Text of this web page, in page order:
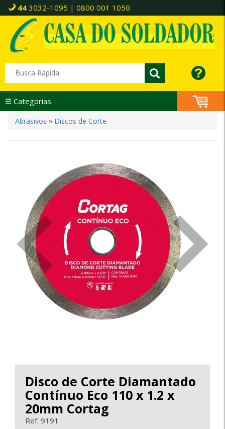
44 3032-1095 | 0800 001 1050
☰ Categorias
Abrasivos » Discos de Corte
<
Disco de Corte Diamantado
Contínuo Eco 110 x 1.2 x
20mm Cortag
Ref: 9191